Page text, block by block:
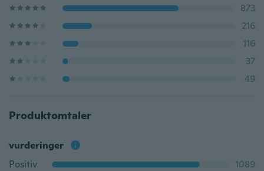
873
216
116
37
49
Produktomtaler
vurderinger
Positiv
1089